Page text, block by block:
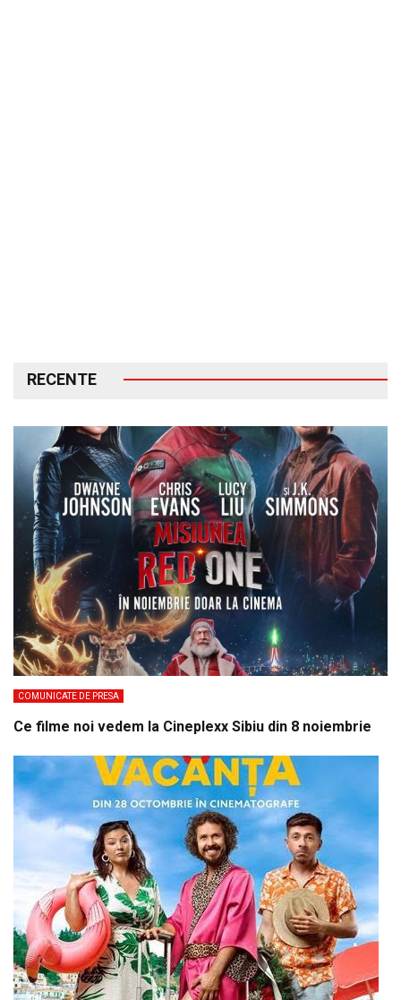
RECENTE
COMUNICATE DE PRESA
Ce filme noi vedem la Cineplexx Sibiu din 8 noiembrie